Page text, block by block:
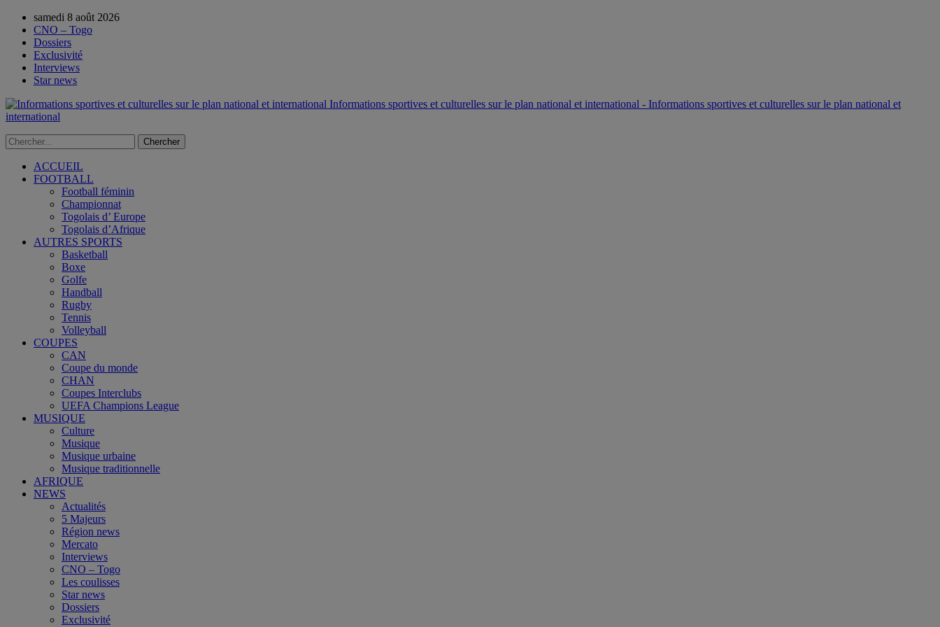
samedi 8 août 2026
CNO – Togo
Dossiers
Exclusivité
Interviews
Star news
Informations sportives et culturelles sur le plan national et international - Informations sportives et culturelles sur le plan national et
international
ACCUEIL
FOOTBALL
Football féminin
Championnat
Togolais d’ Europe
Togolais d’Afrique
AUTRES SPORTS
Basketball
Boxe
Golfe
Handball
Rugby
Tennis
Volleyball
COUPES
CAN
Coupe du monde
CHAN
Coupes Interclubs
UEFA Champions League
MUSIQUE
Culture
Musique
Musique urbaine
Musique traditionnelle
AFRIQUE
NEWS
Actualités
5 Majeurs
Région news
Mercato
Interviews
CNO – Togo
Les coulisses
Star news
Dossiers
Exclusivité